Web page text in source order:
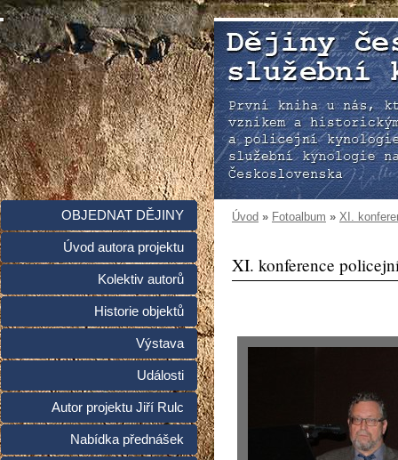
Úvod » Fotoalbum » XI.
XI. konference
OBJEDNAT DĚJINY
Úvod autora projektu
Kolektiv autorů
Historie objektů
Výstava
Události
Autor projektu Jiří Rulc
Nabídka přednášek